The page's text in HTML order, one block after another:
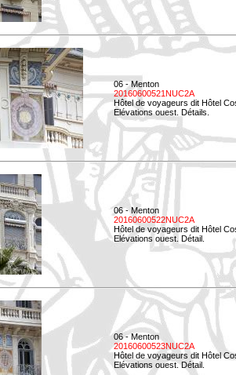
06 - Menton
20160600521NUC2A
Hôtel de voyageurs dit Hôtel
Elévations ouest. Détails.
06 - Menton
20160600522NUC2A
Hôtel de voyageurs dit Hôtel
Elévations ouest. Détail.
06 - Menton
20160600523NUC2A
Hôtel de voyageurs dit Hôtel
Elévations ouest. Détail.